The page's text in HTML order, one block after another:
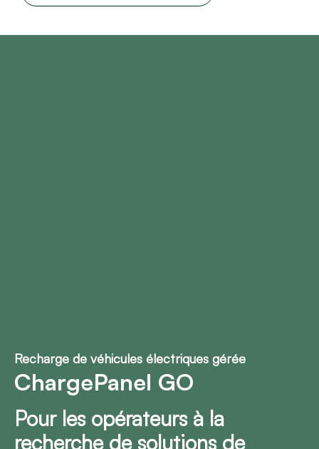
Recharge de véhicules électriques gérée
ChargePanel GO
Pour les opérateurs à la
recherche de solutions de